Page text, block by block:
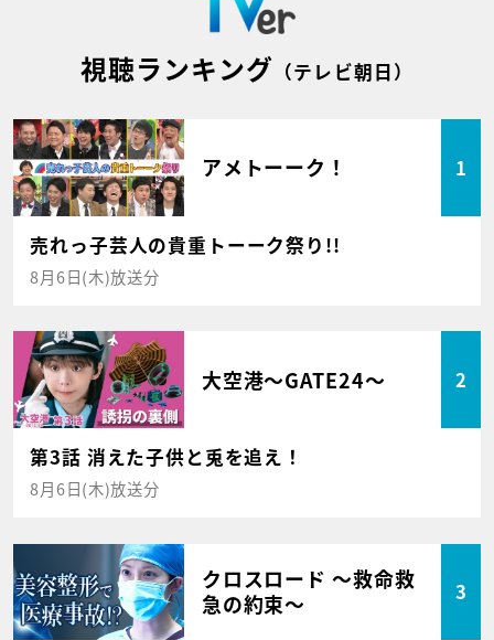
視聴ランキング （テレビ朝日）
アメトーーク！ 1
売れっ子芸人の貴重トーーク祭り!!
8月6日(木)放送分
大空港～GATE24～ 2
第3話 消えた子供と兎を追え！
8月6日(木)放送分
クロスロード ～救命救
急の約束～
3